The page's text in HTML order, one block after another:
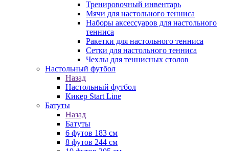
Тренировочный инвентарь
Мячи для настольного тенниса
Наборы аксессуаров для настольного
тенниса
Ракетки для настольного тенниса
Сетки для настольного тенниса
Чехлы для теннисных столов
Настольный футбол
Назад
Настольный футбол
Кикер Start Line
Батуты
Назад
Батуты
6 футов 183 см
8 футов 244 см